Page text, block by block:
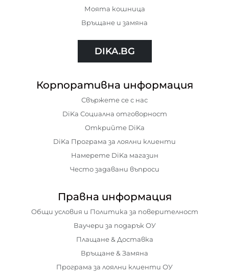
Моята кошница
Връщане и замяна
DIKA.BG
Корпоративна информация
Свържете се с нас
DiKa Социална отговорност
Открийте DiKa
DiKa Програма за лоялни клиенти
Намерете DiKa магазин
Често задавани въпроси
Правна информация
Общи условия и Политика за поверителност
Ваучери за подарък ОУ
Плащане & Доставка
Връщане & Замяна
Програма за лоялни клиенти ОУ